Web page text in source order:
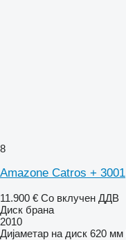
8
Amazone Catros + 3001
11.900 € Со вклучен ДДВ
Диск брана
2010
Дијаметар на диск 620 мм